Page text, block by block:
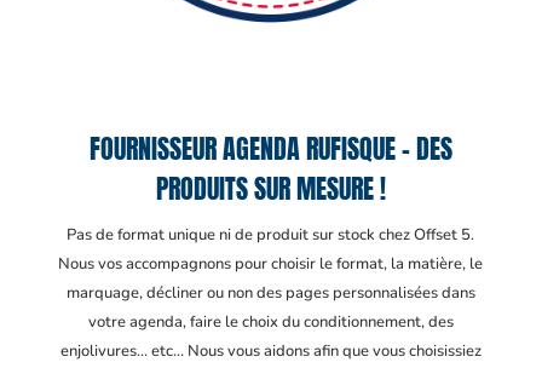
FOURNISSEUR AGENDA RUFISQUE – DES
PRODUITS SUR MESURE !
Pas de format unique ni de produit sur stock chez Offset 5.
Nous vos accompagnons pour choisir le format, la matière, le
marquage, décliner ou non des pages personnalisées dans
votre agenda, faire le choix du conditionnement, des
enjolivures… etc… Nous vous aidons afin que vous choisissiez